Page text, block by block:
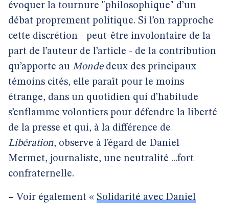
évoquer la tournure "philosophique" d’un
débat proprement politique. Si l’on rapproche
cette discrétion - peut-être involontaire de la
part de l’auteur de l’article - de la contribution
qu’apporte au Mondedeux des principaux
témoins cités, elle paraît pour le moins
étrange, dans un quotidien qui d’habitude
s’enflamme volontiers pour défendre la liberté
de la presse et qui, à la différence de
Libération, observe à l’égard de Daniel
Mermet, journaliste, une neutralité ...fort
confraternelle.
– Voir également « Solidarité avec Daniel